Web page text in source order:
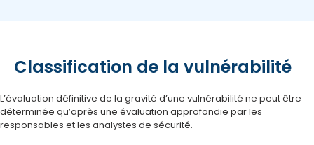
Classification de la vulnérabilité
L’évaluation définitive de la gravité d’une vulnérabilité ne peut être
déterminée qu’après une évaluation approfondie par les
responsables et les analystes de sécurité.